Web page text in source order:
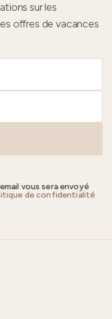
sur les
offres de vacances
vous sera envoyé
de confidentialité